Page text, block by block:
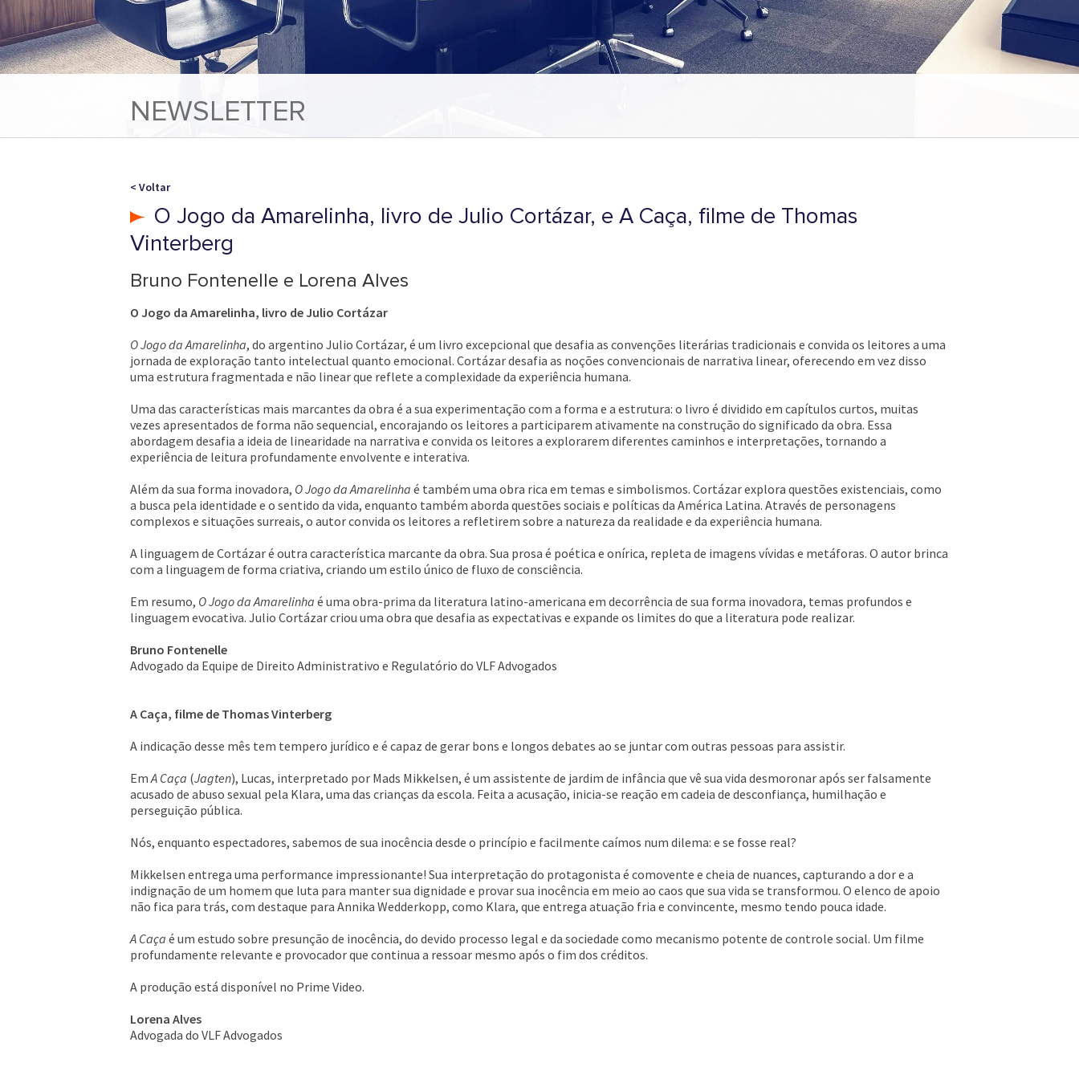
NEWSLETTER
< Voltar
O Jogo da Amarelinha, livro de Julio Cortázar, e A Caça, filme de Thomas
Vinterberg
Bruno Fontenelle e Lorena Alves
O Jogo da Amarelinha, livro de Julio Cortázar
O Jogo da Amarelinha, do argentino Julio Cortázar, é um livro excepcional que desafia as convenções literárias tradicionais e convida os leitores a uma
jornada de exploração tanto intelectual quanto emocional. Cortázar desafia as noções convencionais de narrativa linear, oferecendo em vez disso
uma estrutura fragmentada e não linear que reflete a complexidade da experiência humana.
Uma das características mais marcantes da obra é a sua experimentação com a forma e a estrutura: o livro é dividido em capítulos curtos, muitas
vezes apresentados de forma não sequencial, encorajando os leitores a participarem ativamente na construção do significado da obra. Essa
abordagem desafia a ideia de linearidade na narrativa e convida os leitores a explorarem diferentes caminhos e interpretações, tornando a
experiência de leitura profundamente envolvente e interativa.
Além da sua forma inovadora, O Jogo da Amarelinha é também uma obra rica em temas e simbolismos. Cortázar explora questões existenciais, como
a busca pela identidade e o sentido da vida, enquanto também aborda questões sociais e políticas da América Latina. Através de personagens
complexos e situações surreais, o autor convida os leitores a refletirem sobre a natureza da realidade e da experiência humana.
A linguagem de Cortázar é outra característica marcante da obra. Sua prosa é poética e onírica, repleta de imagens vívidas e metáforas. O autor brinca
com a linguagem de forma criativa, criando um estilo único de fluxo de consciência.
Em resumo, O Jogo da Amarelinha é uma obra-prima da literatura latino-americana em decorrência de sua forma inovadora, temas profundos e
linguagem evocativa. Julio Cortázar criou uma obra que desafia as expectativas e expande os limites do que a literatura pode realizar.
Bruno Fontenelle
Advogado da Equipe de Direito Administrativo e Regulatório do VLF Advogados
A Caça, filme de Thomas Vinterberg
A indicação desse mês tem tempero jurídico e é capaz de gerar bons e longos debates ao se juntar com outras pessoas para assistir.
EmA Caça (Jagten), Lucas, interpretado por Mads Mikkelsen, é um assistente de jardim de infância que vê sua vida desmoronar após ser falsamente
acusado de abuso sexual pela Klara, uma das crianças da escola. Feita a acusação, inicia-se reação em cadeia de desconfiança, humilhação e
perseguição pública.
Nós, enquanto espectadores, sabemos de sua inocência desde o princípio e facilmente caímos num dilema: e se fosse real?
Mikkelsen entrega uma performance impressionante! Sua interpretação do protagonista é comovente e cheia de nuances, capturando a dor e a
indignação de um homem que luta para manter sua dignidade e provar sua inocência em meio ao caos que sua vida se transformou. O elenco de apoio
não fica para trás, com destaque para Annika Wedderkopp, como Klara, que entrega atuação fria e convincente, mesmo tendo pouca idade.
A Caça é um estudo sobre presunção de inocência, do devido processo legal e da sociedade como mecanismo potente de controle social. Um filme
profundamente relevante e provocador que continua a ressoar mesmo após o fim dos créditos.
A produção está disponível no Prime Video.
Lorena Alves
Advogada do VLF Advogados